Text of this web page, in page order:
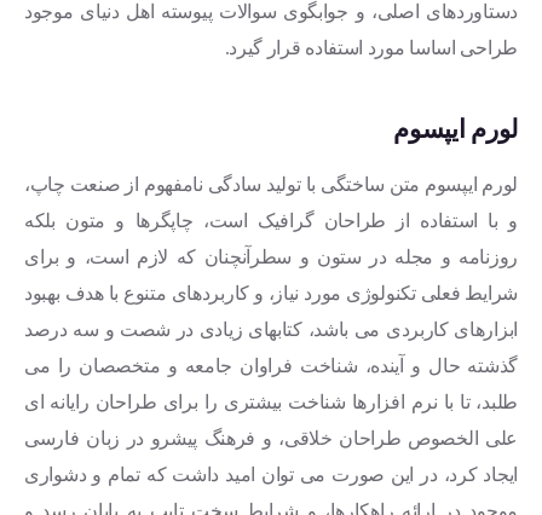
دستاوردهای اصلی، و جوابگوی سوالات پیوسته اهل دنیای موجود
طراحی اساسا مورد استفاده قرار گیرد.
لورم ايپسوم
لورم ایپسوم متن ساختگی با تولید سادگی نامفهوم از صنعت چاپ،
و با استفاده از طراحان گرافیک است، چاپگرها و متون بلکه
روزنامه و مجله در ستون و سطرآنچنان که لازم است، و برای
شرایط فعلی تکنولوژی مورد نیاز، و کاربردهای متنوع با هدف بهبود
ابزارهای کاربردی می باشد، کتابهای زیادی در شصت و سه درصد
گذشته حال و آینده، شناخت فراوان جامعه و متخصصان را می
طلبد، تا با نرم افزارها شناخت بیشتری را برای طراحان رایانه ای
علی الخصوص طراحان خلاقی، و فرهنگ پیشرو در زبان فارسی
ایجاد کرد، در این صورت می توان امید داشت که تمام و دشواری
موجود در ارائه راهکارها، و شرایط سخت تایپ به پایان رسد و